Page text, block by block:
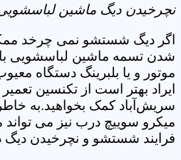
نچرخیدن دیگ ماشین لباسشویی
اگر دیگ شستشو نمی چرخد
شدن تسمه ماشین لباسشویی
موتور و یا بلبرینگ دستگاه
ایراد بهتر است از تکنسین
سریش‌آباد کمک بخواهید.به
میکرو سوییچ درب نیز می
فرایند شستشو و نچرخیدن دیگ